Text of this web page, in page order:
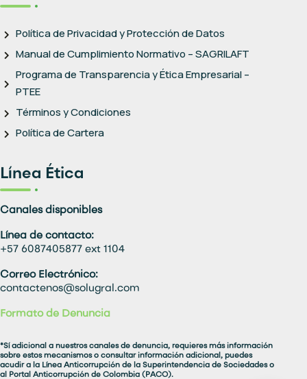
Política de Privacidad y Protección de Datos
Manual de Cumplimiento Normativo – SAGRILAFT
Programa de Transparencia y Ética Empresarial –
PTEE
Términos y Condiciones
Política de Cartera
Línea Ética
Canales disponibles
Línea de contacto:
+57 6087405877 ext 1104
Correo Electrónico:
contactenos@solugral.com
Formato de Denuncia
*Sí adicional a nuestros canales de denuncia, requieres más información
sobre estos mecanismos o consultar información adicional, puedes
acudir a la Línea Anticorrupción de la Superintendencia de Sociedades o
al Portal Anticorrupción de Colombia (PACO).